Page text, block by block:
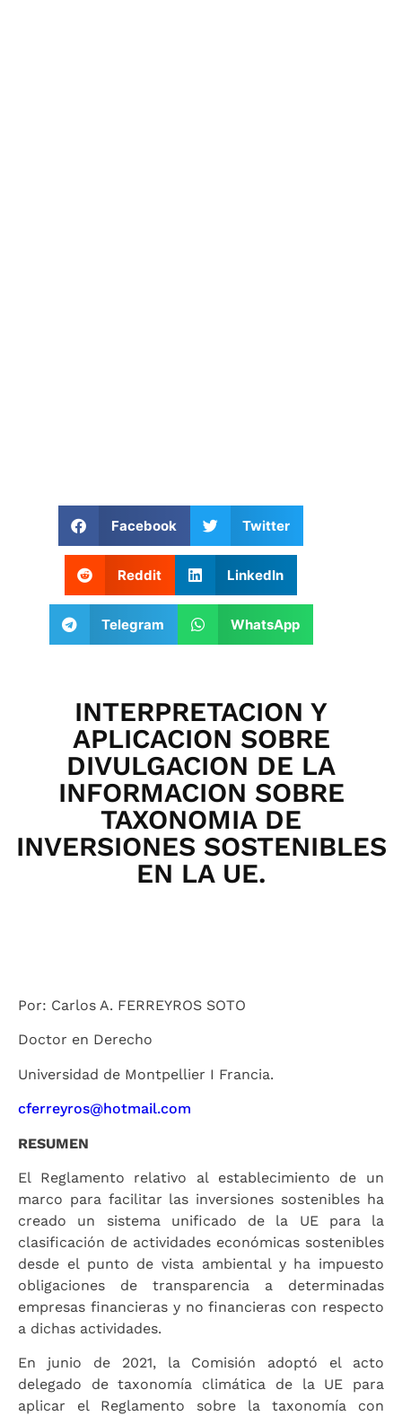
Facebook Twitter
Reddit LinkedIn
Telegram WhatsApp
INTERPRETACION Y
APLICACION SOBRE
DIVULGACION DE LA
INFORMACION SOBRE
TAXONOMIA DE
INVERSIONES SOSTENIBLES
EN LA UE.
Por: Carlos A. FERREYROS SOTO
Doctor en Derecho
Universidad de Montpellier I Francia.
cferreyros@hotmail.com
RESUMEN
El Reglamento relativo al establecimiento de un
marco para facilitar las inversiones sostenibles ha
creado un sistema unificado de la UE para la
clasificación de actividades económicas sostenibles
desde el punto de vista ambiental y ha impuesto
obligaciones de transparencia a determinadas
empresas financieras y no financieras con respecto
a dichas actividades.
En junio de 2021, la Comisión adoptó el acto
delegado de taxonomía climática de la UE para
aplicar el Reglamento sobre la taxonomía con